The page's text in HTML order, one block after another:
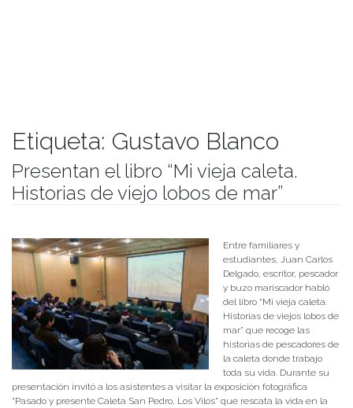
Etiqueta: Gustavo Blanco
Presentan el libro “Mi vieja caleta.
Historias de viejo lobos de mar”
Entre familiares y
estudiantes, Juan Carlos
Delgado, escritor, pescador
y buzo mariscador habló
del libro “Mi vieja caleta.
Historias de viejos lobos de
mar” que recoge las
historias de pescadores de
la caleta donde trabajo
toda su vida. Durante su
presentación invitó a los asistentes a visitar la exposición fotográfica
“Pasado y presente Caleta San Pedro, Los Vilos” que rescata la vida en la